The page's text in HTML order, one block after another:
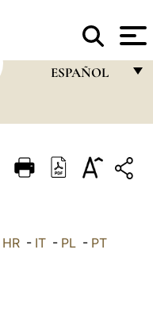
ESPAÑOL
ITALIANO
HR- IT- PL- PT